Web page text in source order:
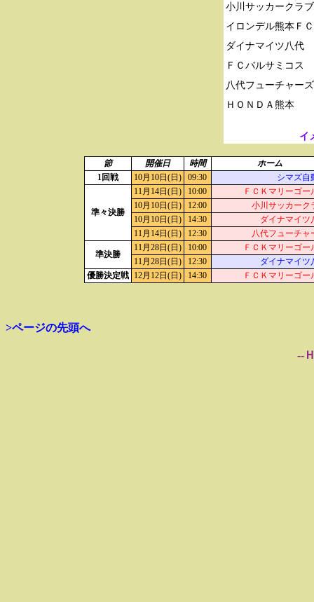
小川サッカークラブ
イロンデル熊本ＦＣ
ダイナマイツ八代
ＦＣバルサミコス
八代フューチャーズ
イ
節 開催日 時間
ホーム
1回戦
10月10日(日) 09:30 シマズ自
準々決勝
11月14日(日) 10:00
ＦＣＫマリーゴー
10月10日(日)
12:00
小川サッカーク
10月10日(日)
14:30
ダイナマイツ
11月14日(日)
12:30 八代フューチャ
準決勝
11月28日(日) 10:00
ＦＣＫマリーゴー
11月28日(日)
12:30
ダイナマイツ
優勝決定戦
12月12日(日) 14:30 ＦＣＫマリーゴー
>ページの先頭へ
--